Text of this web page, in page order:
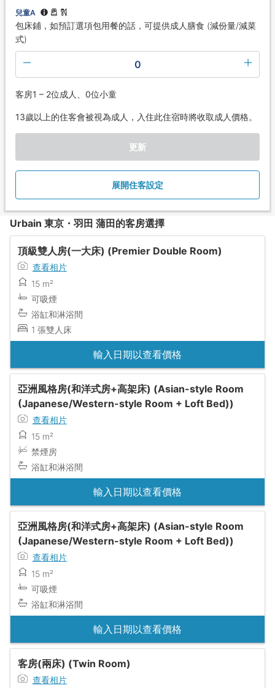
兒童A
包床鋪，如預訂選項包用餐的話，可提供成人膳食 (減份量/減菜
式)
0
客房1 – 2位成人、0位小童
13歲以上的住客會被視為成人，入住此住宿時將收取成人價格。
更新
展開住客設定
Urbain 東京・羽田 蒲田的客房選擇
頂級雙人房(一大床) (Premier Double Room)
查看相片
15 m²
可吸煙
浴缸和淋浴間
1 張雙人床
輸入日期以查看價格
亞洲風格房(和洋式房+高架床) (Asian-style Room
(Japanese/Western-style Room + Loft Bed))
查看相片
15 m²
禁煙房
浴缸和淋浴間
輸入日期以查看價格
亞洲風格房(和洋式房+高架床) (Asian-style Room
(Japanese/Western-style Room + Loft Bed))
查看相片
15 m²
可吸煙
浴缸和淋浴間
輸入日期以查看價格
客房(兩床) (Twin Room)
查看相片